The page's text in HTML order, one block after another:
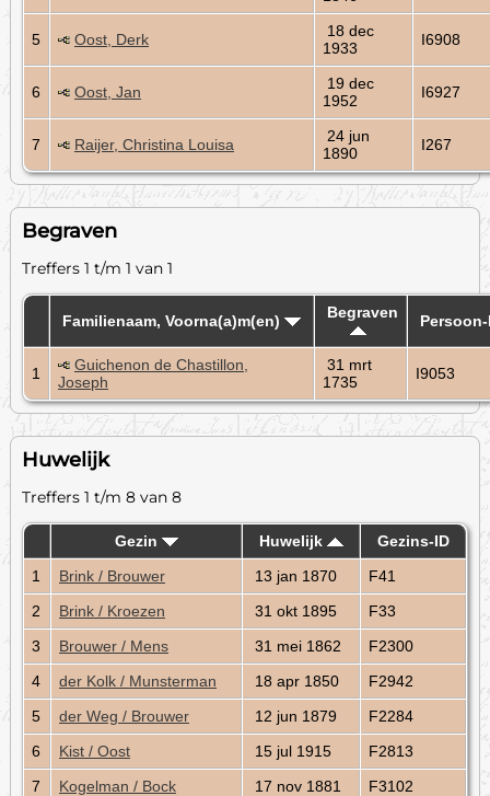
5 Oost, Derk
18 dec
1933
I6908
6 Oost, Jan
19 dec
1952
I6927
7 Raijer, Christina Louisa
24 jun
1890
I267
Begraven
Treffers 1 t/m 1 van 1
Familienaam, Voorna(a)m(en) Begraven Persoon-
1
Guichenon de Chastillon,
Joseph
31 mrt
1735
I9053
Huwelijk
Treffers 1 t/m 8 van 8
Gezin Huwelijk
Gezins-ID
1
Brink / Brouwer 13 jan 1870
F41
2
Brink / Kroezen 31 okt 1895
F33
3
Brouwer / Mens 31 mei 1862
F2300
4
der Kolk / Munsterman 18 apr 1850
F2942
5
der Weg / Brouwer 12 jun 1879
F2284
6
Kist / Oost 15 jul 1915
F2813
7
Kogelman / Bock 17 nov 1881
F3102